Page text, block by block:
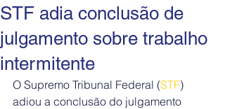
STF adia conclusão de
julgamento sobre trabalho
intermitente
O Supremo Tribunal Federal (STF)
adiou a conclusão do julgamento